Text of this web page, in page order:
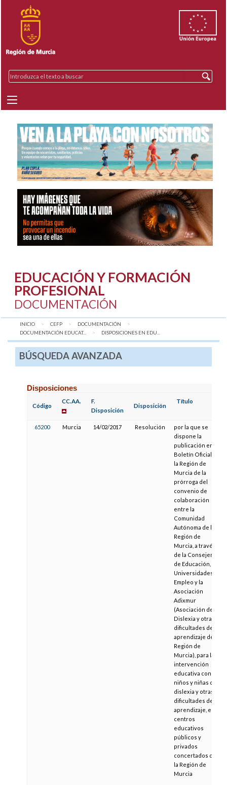
EDUCACIÓN Y FORMACIÓN
PROFESIONAL
DOCUMENTACIÓN
INICIO CEFP
DOCUMENTACIÓN
DOCUMENTACIÓN EDUCAT...
AQUÍ:
DISPOSICIONES EN EDU...
BÚSQUEDA AVANZADA
Disposiciones
Código
CC.AA.
F.
Disposición
Disposición
Título
65200 Murcia 14/02/2017 Resolución
por la que se
dispone la
publicación en el
Boletín Oficial de
la Región de
Murcia de la
prórroga del
convenio de
colaboración
entre la
Comunidad
Autónoma de la
Región de
Murcia, a través
de la Consejería
de Educación,
Universidades y
Empleo y la
Asociación
Adixmur
(Asociación de
Dislexia y otras
dificultades de
aprendizaje de la
Región de
Murcia), para la
intervención
educativa con
niños y niñas con
dislexia y otras
dificultades del
aprendizaje, en
centros
educativos
públicos y
privados
concertados de
la Región de
Murcia